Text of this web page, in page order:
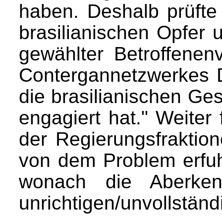
haben. Deshalb
brasilianischen Opfer
gewählter
Contergannetzwerkes
die brasilianischen
engagiert hat." Weiter
der
von dem Problem
wonach die
unrichtigen/